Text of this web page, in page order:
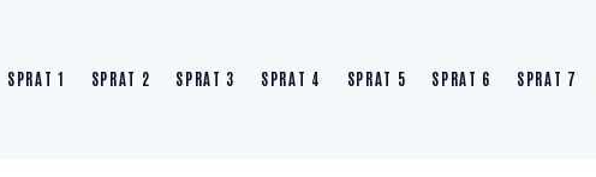
SPRAT 1 SPRAT 2 SPRAT 3 SPRAT 4 SPRAT 5 SPRAT 6 SPRAT 7